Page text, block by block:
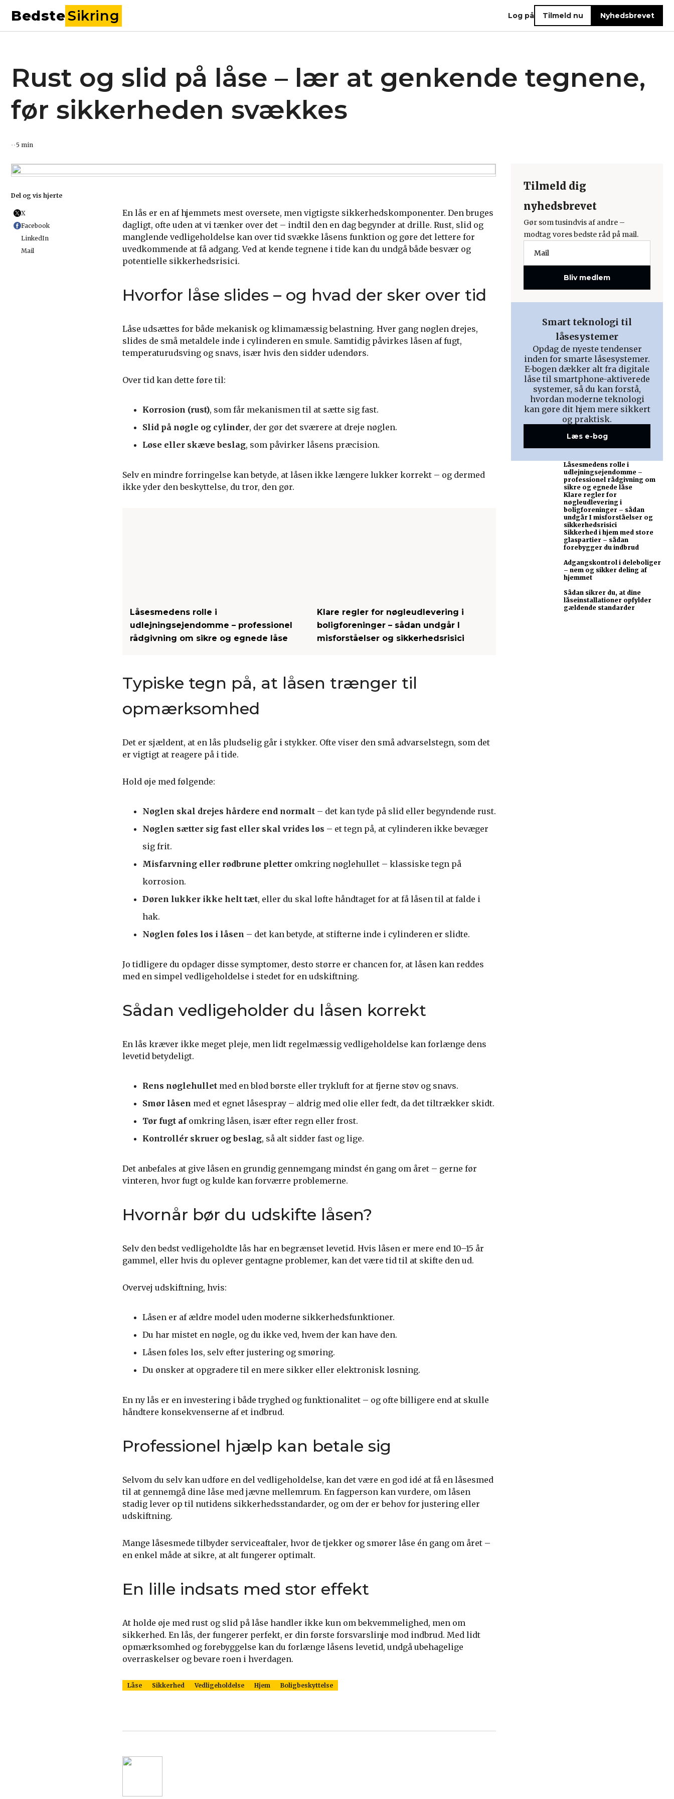
BedsteSikring Log på Tilmeld nu Nyhedsbrevet
Rust og slid på låse – lær at genkende tegnene,
før sikkerheden svækkes
5 min
En lås er en af hjemmets mest oversete, men vigtigste sikkerhedskomponenter. Den bruges
dagligt, ofte uden at vi tænker over det – indtil den en dag begynder at drille. Rust, slid og
manglende vedligeholdelse kan over tid svække låsens funktion og gøre det lettere for
uvedkommende at få adgang. Ved at kende tegnene i tide kan du undgå både besvær og
potentielle sikkerhedsrisici.
Hvorfor låse slides – og hvad der sker over tid
Låse udsættes for både mekanisk og klimamæssig belastning. Hver gang nøglen drejes,
slides de små metaldele inde i cylinderen en smule. Samtidig påvirkes låsen af fugt,
temperaturudsving og snavs, især hvis den sidder udendørs.
Over tid kan dette føre til:
Korrosion (rust), som får mekanismen til at sætte sig fast.
Slid på nøgle og cylinder, der gør det sværere at dreje nøglen.
Løse eller skæve beslag, som påvirker låsens præcision.
Selv en mindre forringelse kan betyde, at låsen ikke længere lukker korrekt – og dermed
ikke yder den beskyttelse, du tror, den gør.
Låsesmedens rolle i
udlejningsejendomme – professionel
rådgivning om sikre og egnede låse
Klare regler for nøgleudlevering i
boligforeninger – sådan undgår I
misforståelser og sikkerhedsrisici
Typiske tegn på, at låsen trænger til
opmærksomhed
Det er sjældent, at en lås pludselig går i stykker. Ofte viser den små advarselstegn, som det
er vigtigt at reagere på i tide.
Hold øje med følgende:
Nøglen skal drejes hårdere end normalt– det kan tyde på slid eller begyndende rust.
Nøglen sætter sig fast eller skal vrides løs – et tegn på, at cylinderen ikke bevæger
sig frit.
Misfarvning eller rødbrune pletteromkring nøglehullet – klassiske tegn på
korrosion.
Døren lukker ikke helt tæt, eller du skal løfte håndtaget for at få låsen til at falde i
hak.
Nøglen føles løs i låsen – det kan betyde, at stifterne inde i cylinderen er slidte.
Jo tidligere du opdager disse symptomer, desto større er chancen for, at låsen kan reddes
med en simpel vedligeholdelse i stedet for en udskiftning.
Sådan vedligeholder du låsen korrekt
En lås kræver ikke meget pleje, men lidt regelmæssig vedligeholdelse kan forlænge dens
levetid betydeligt.
Rens nøglehulletmed en blød børste eller trykluft for at fjerne støv og snavs.
Smør låsen med et egnet låsespray – aldrig med olie eller fedt, da det tiltrækker skidt.
Tør fugt afomkring låsen, især efter regn eller frost.
Kontrollér skruer og beslag, så alt sidder fast og lige.
Det anbefales at give låsen en grundig gennemgang mindst én gang om året – gerne før
vinteren, hvor fugt og kulde kan forværre problemerne.
Hvornår bør du udskifte låsen?
Selv den bedst vedligeholdte lås har en begrænset levetid. Hvis låsen er mere end 10–15 år
gammel, eller hvis du oplever gentagne problemer, kan det være tid til at skifte den ud.
Overvej udskiftning, hvis:
Låsen er af ældre model uden moderne sikkerhedsfunktioner.
Du har mistet en nøgle, og du ikke ved, hvem der kan have den.
Låsen føles løs, selv efter justering og smøring.
Du ønsker at opgradere til en mere sikker eller elektronisk løsning.
En ny lås er en investering i både tryghed og funktionalitet – og ofte billigere end at skulle
håndtere konsekvenserne af et indbrud.
Professionel hjælp kan betale sig
Selvom du selv kan udføre en del vedligeholdelse, kan det være en god idé at få en låsesmed
til at gennemgå dine låse med jævne mellemrum. En fagperson kan vurdere, om låsen
stadig lever op til nutidens sikkerhedsstandarder, og om der er behov for justering eller
udskiftning.
Mange låsesmede tilbyder serviceaftaler, hvor de tjekker og smører låse én gang om året –
en enkel måde at sikre, at alt fungerer optimalt.
En lille indsats med stor effekt
At holde øje med rust og slid på låse handler ikke kun om bekvemmelighed, men om
sikkerhed. En lås, der fungerer perfekt, er din første forsvarslinje mod indbrud. Med lidt
opmærksomhed og forebyggelse kan du forlænge låsens levetid, undgå ubehagelige
overraskelser og bevare roen i hverdagen.
Låse Sikkerhed Vedligeholdelse Hjem Boligbeskyttelse
Del og vis hjerte
X
Facebook
LinkedIn
Mail
Tilmeld dig
nyhedsbrevet
Gør som tusindvis af andre –
modtag vores bedste råd på mail.
Bliv medlem
Smart teknologi til
låsesystemer
Opdag de nyeste tendenser
inden for smarte låsesystemer.
E-bogen dækker alt fra digitale
låse til smartphone-aktiverede
systemer, så du kan forstå,
hvordan moderne teknologi
kan gøre dit hjem mere sikkert
og praktisk.
Læs e-bog
Låsesmedens rolle i
udlejningsejendomme –
professionel rådgivning om
sikre og egnede låse
Klare regler for
nøgleudlevering i
boligforeninger – sådan
undgår I misforståelser og
sikkerhedsrisici
Sikkerhed i hjem med store
glaspartier – sådan
forebygger du indbrud
Adgangskontrol i deleboliger
– nem og sikker deling af
hjemmet
Sådan sikrer du, at dine
låseinstallationer opfylder
gældende standarder